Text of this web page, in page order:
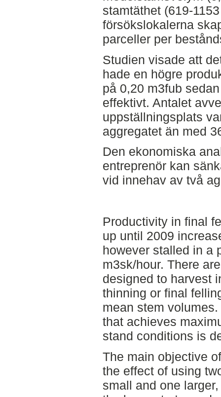
stamtäthet (619-
försökslokalerna
parceller per
Studien visade att
hade en högre
på 0,20 m3fub
effektivt. Antalet
uppställningsplats
aggregatet än med
Den ekonomiska
entreprenör kan
vid innehav av två
Productivity in final
up until 2009
however stalled in a
m3sk/hour. There
designed to harvest
thinning or final
mean stem
that achieves
stand conditions is
The main objective
the effect of using
small and one